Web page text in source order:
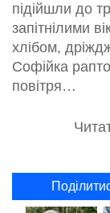
підійшли до
запітнілими
хлібом,
Софійка
повітря…